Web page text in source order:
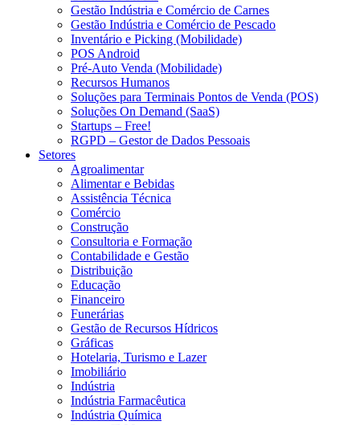
Gestão Indústria e Comércio de Carnes
Gestão Indústria e Comércio de Pescado
Inventário e Picking (Mobilidade)
POS Android
Pré-Auto Venda (Mobilidade)
Recursos Humanos
Soluções para Terminais Pontos de Venda (POS)
Soluções On Demand (SaaS)
Startups – Free!
RGPD – Gestor de Dados Pessoais
Setores
Agroalimentar
Alimentar e Bebidas
Assistência Técnica
Comércio
Construção
Consultoria e Formação
Contabilidade e Gestão
Distribuição
Educação
Financeiro
Funerárias
Gestão de Recursos Hídricos
Gráficas
Hotelaria, Turismo e Lazer
Imobiliário
Indústria
Indústria Farmacêutica
Indústria Química